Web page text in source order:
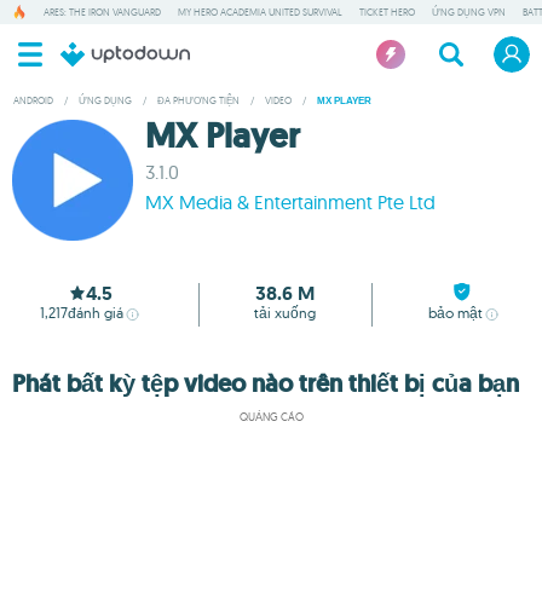
ARES: THE IRON VANGUARD MY HERO ACADEMIA UNITED SURVIVAL TICKET HERO ỨNG DỤNG VPN
ANDROID / ỨNG DỤNG / ĐA PHƯƠNG TIỆN / VIDEO / MX PLAYER
MX Player
3.1.0
MX Media & Entertainment Pte Ltd
4.5
1,217đánh giá
38.6 M
tải xuống bảo mật
Phát bất kỳ tệp video nào trên thiết bị của bạn
QUẢNG CÁO